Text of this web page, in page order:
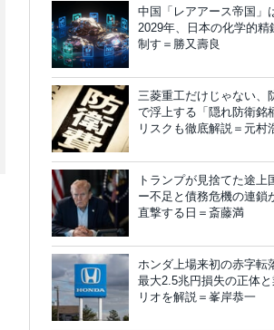
中国「レアアース帝国」
2029年、日本の化学的精
制す＝勝又壽良
三菱重工だけじゃない、
で浮上する「隠れ防衛銘
リスクも徹底解説＝元村
トランプが見捨てた途上
ー不足と債務危機の連鎖
直撃する日＝斎藤満
ホンダ上場来初の赤字転
最大2.5兆円損失の正体
リオを解説＝峯岸恭一